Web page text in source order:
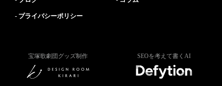
プライバシーポリシー
宝塚歌劇団グッズ制作 SEOを考えて書くAI